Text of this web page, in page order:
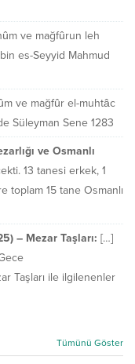
ve mağfûrun leh
es-Seyyid Mahmud
ve mağfûr el-muhtâc
Süleyman Sene 1283
ve Osmanlı
13 tanesi erkek, 1
toplam 15 tane Osmanlı
– Mezar Taşları: […]
Taşları ile ilgilenenler
Tümünü Göster